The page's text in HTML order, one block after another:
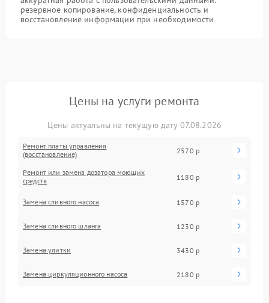
резервное копирование, конфиденциальность и
восстановление информации при необходимости
Цены на услуги ремонта
Цены актуальны на текущую дату 07.08.2026
Ремонт платы управления
(восстановление)
2570 р
Ремонт или замена дозатора моющих
средств
1180 р
Замена сливного насоса 1570 р
Замена сливного шланга 1230 р
Замена улитки 3430 р
Замена циркуляционного насоса 2180 р